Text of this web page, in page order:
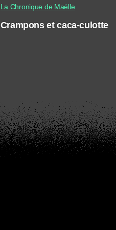
La Chronique de Maëlle
Crampons et caca-culotte